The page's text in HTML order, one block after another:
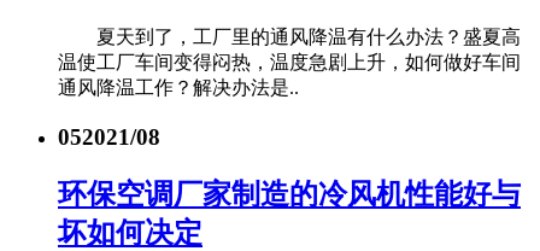
夏天到了，工厂里的通风降温有什么办法？盛夏高
温使工厂车间变得闷热，温度急剧上升，如何做好车间
通风降温工作？解决办法是..
052021/08
环保空调厂家制造的冷风机性能好与
坏如何决定